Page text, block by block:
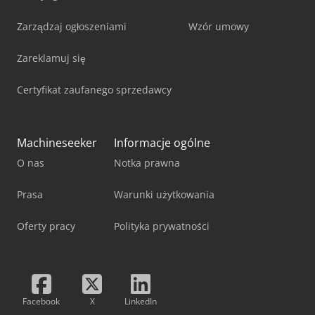
indywidualna konfiguracja Błędy pisarskie lub drukarskie
ogólnych warunków handlowych
Zarządzaj ogłoszeniami
Zareklamuj się
Certyfikat zaufanego sprzedawcy
Wzór umowy
Machineseeker
O nas
Prasa
Oferty pracy
Informacje ogólne
Notka prawna
Warunki użytkowania
Polityka prywatności
Facebook X LinkedIn